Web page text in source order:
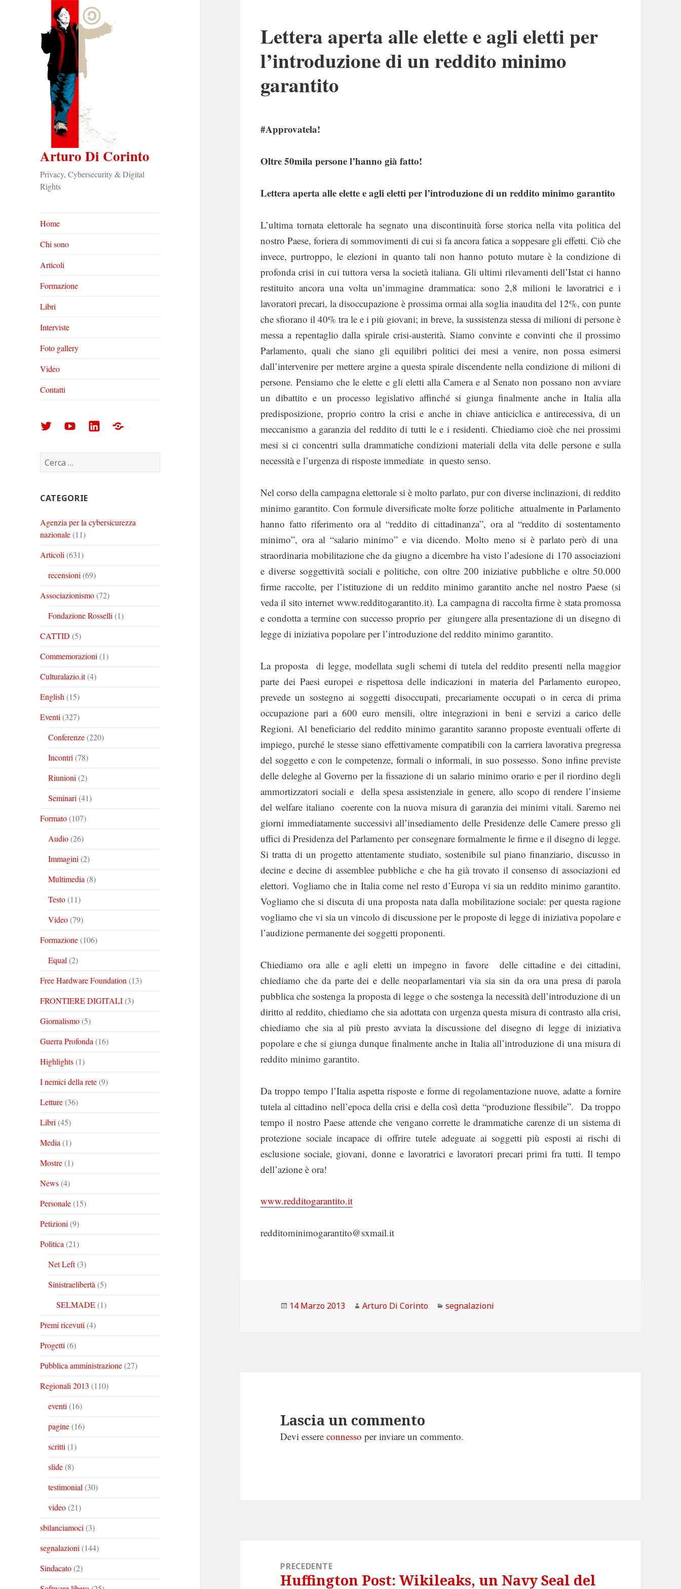
Arturo Di Corinto
Privacy, Cybersecurity & Digital
Rights
Home
Chi sono
Articoli
Formazione
Libri
Interviste
Foto gallery
Video
Contatti
Arturo
Corinto
su
Arturo
Corinto
su
Arturo
su
Foto
Ricerca
per:
CATEGORIE
Agenzia per la cybersicurezza
nazionale(11)
Articoli (631)
recensioni (69)
Associazionismo(72)
Fondazione Rosselli (1)
CATTID (5)
Commemorazioni (1)
Culturalazio.it(4)
English (15)
Eventi (327)
Conferenze(220)
Incontri (78)
Riunioni (2)
Seminari (41)
Formato(107)
Audio(26)
Immagini (2)
Multimedia (8)
Testo(11)
Video(79)
Formazione(106)
Equal (2)
Free Hardware Foundation (13)
FRONTIERE DIGITALI(3)
Giornalismo(5)
Guerra Profonda (16)
Highlights(1)
I nemici della rete(9)
Letture(36)
Libri (45)
Media (1)
Mostre(1)
News(4)
Personale(15)
Petizioni (9)
Politica (21)
Net Left(3)
Sinistraelibertà (5)
SELMADE(1)
Premi ricevuti (4)
Progetti (6)
Pubblica amministrazione(27)
Regionali 2013 (110)
eventi (16)
pagine(16)
scritti (1)
slide(8)
testimonial (30)
video(21)
sbilanciamoci (3)
segnalazioni (144)
Sindacato(2)
Lettera aperta alle elette e agli eletti per
l’introduzione di un reddito minimo
garantito
#Approvatela!
Oltre 50mila persone l’hanno già fatto!
Lettera aperta alle elette e agli eletti per l’introduzione di un reddito minimo garantito
L’ultima tornata elettorale ha segnato una discontinuità forse storica nella vita politica del
nostro Paese, foriera di sommovimenti di cui si fa ancora fatica a soppesare gli effetti. Ciò che
invece, purtroppo, le elezioni in quanto tali non hanno potuto mutare è la condizione di
profonda crisi in cui tuttora versa la società italiana. Gli ultimi rilevamenti dell’Istat ci hanno
restituito ancora una volta un’immagine drammatica: sono 2,8 milioni le lavoratrici e i
lavoratori precari, la disoccupazione è prossima ormai alla soglia inaudita del 12%, con punte
che sfiorano il 40% tra le e i più giovani; in breve, la sussistenza stessa di milioni di persone è
messa a repentaglio dalla spirale crisi-austerità. Siamo convinte e convinti che il prossimo
Parlamento, quali che siano gli equilibri politici dei mesi a venire, non possa esimersi
dall’intervenire per mettere argine a questa spirale discendente nella condizione di milioni di
persone. Pensiamo che le elette e gli eletti alla Camera e al Senato non possano non avviare
un dibattito e un processo legislativo affinché si giunga finalmente anche in Italia alla
predisposizione, proprio contro la crisi e anche in chiave anticiclica e antirecessiva, di un
meccanismo a garanzia del reddito di tutti le e i residenti. Chiediamo cioè che nei prossimi
mesi si ci concentri sulla drammatiche condizioni materiali della vita delle persone e sulla
necessità e l’urgenza di risposte immediate in questo senso.
Nel corso della campagna elettorale si è molto parlato, pur con diverse inclinazioni, di reddito
minimo garantito. Con formule diversificate molte forze politiche attualmente in Parlamento
hanno fatto riferimento ora al “reddito di cittadinanza”, ora al “reddito di sostentamento
minimo”, ora al “salario minimo” e via dicendo. Molto meno si è parlato però di una
straordinaria mobilitazione che da giugno a dicembre ha visto l’adesione di 170 associazioni
e diverse soggettività sociali e politiche, con oltre 200 iniziative pubbliche e oltre 50.000
firme raccolte, per l’istituzione di un reddito minimo garantito anche nel nostro Paese (si
veda il sito internet www.redditogarantito.it). La campagna di raccolta firme è stata promossa
e condotta a termine con successo proprio per giungere alla presentazione di un disegno di
legge di iniziativa popolare per l’introduzione del reddito minimo garantito.
La proposta di legge, modellata sugli schemi di tutela del reddito presenti nella maggior
parte dei Paesi europei e rispettosa delle indicazioni in materia del Parlamento europeo,
prevede un sostegno ai soggetti disoccupati, precariamente occupati o in cerca di prima
occupazione pari a 600 euro mensili, oltre integrazioni in beni e servizi a carico delle
Regioni. Al beneficiario del reddito minimo garantito saranno proposte eventuali offerte di
impiego, purché le stesse siano effettivamente compatibili con la carriera lavorativa pregressa
del soggetto e con le competenze, formali o informali, in suo possesso. Sono infine previste
delle deleghe al Governo per la fissazione di un salario minimo orario e per il riordino degli
ammortizzatori sociali e della spesa assistenziale in genere, allo scopo di rendere l’insieme
del welfare italiano coerente con la nuova misura di garanzia dei minimi vitali. Saremo nei
giorni immediatamente successivi all’insediamento delle Presidenze delle Camere presso gli
uffici di Presidenza del Parlamento per consegnare formalmente le firme e il disegno di legge.
Si tratta di un progetto attentamente studiato, sostenibile sul piano finanziario, discusso in
decine e decine di assemblee pubbliche e che ha già trovato il consenso di associazioni ed
elettori. Vogliamo che in Italia come nel resto d’Europa vi sia un reddito minimo garantito.
Vogliamo che si discuta di una proposta nata dalla mobilitazione sociale: per questa ragione
vogliamo che vi sia un vincolo di discussione per le proposte di legge di iniziativa popolare e
l’audizione permanente dei soggetti proponenti.
Chiediamo ora alle e agli eletti un impegno in favore delle cittadine e dei cittadini,
chiediamo che da parte dei e delle neoparlamentari via sia sin da ora una presa di parola
pubblica che sostenga la proposta di legge o che sostenga la necessità dell’introduzione di un
diritto al reddito, chiediamo che sia adottata con urgenza questa misura di contrasto alla crisi,
chiediamo che sia al più presto avviata la discussione del disegno di legge di iniziativa
popolare e che si giunga dunque finalmente anche in Italia all’introduzione di una misura di
reddito minimo garantito.
Da troppo tempo l’Italia aspetta risposte e forme di regolamentazione nuove, adatte a fornire
tutela al cittadino nell’epoca della crisi e della così detta “produzione flessibile”. Da troppo
tempo il nostro Paese attende che vengano corrette le drammatiche carenze di un sistema di
protezione sociale incapace di offrire tutele adeguate ai soggetti più esposti ai rischi di
esclusione sociale, giovani, donne e lavoratrici e lavoratori precari primi fra tutti. Il tempo
dell’azione è ora!
www.redditogarantito.it
redditominimogarantito@sxmail.it
Scritto
14 Marzo 2013 Autore
Arturo Di Corinto Categorie
segnalazioni
Lascia un commento
Devi essereconnesso per inviare un commento.
PRECEDENTE
Articolo
Huffington Post: Wikileaks, un Navy Seal del